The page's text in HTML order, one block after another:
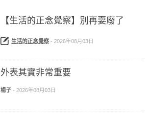
【生活的正念覺察】別再耍廢了
生活的正念覺察 - 2026年08月03日
外表其實非常重要
楊子 - 2026年08月03日